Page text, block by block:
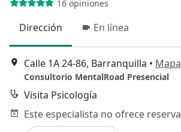
16 opiniones
Dirección En línea
Calle 1A 24-86, Barranquilla • Mapa
Consultorio MentalRoad Presencial
Visita Psicología